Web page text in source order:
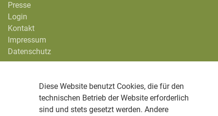
Diese Website benutzt Cookies, die für den
technischen Betrieb der Website erforderlich
sind und stets gesetzt werden. Andere
Presse
Login
Kontakt
Impressum
Datenschutz